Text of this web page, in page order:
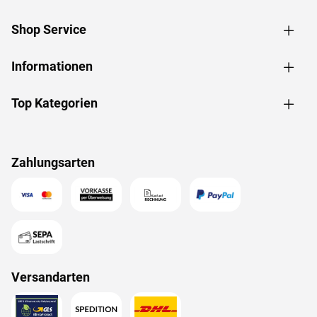
Shop Service
Informationen
Top Kategorien
Zahlungsarten
Versandarten